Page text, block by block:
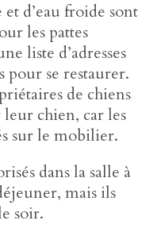
et d’eau froide sont
les pattes
liste d’adresses
pour se restaurer.
de chiens
chien, car les
sur le mobilier.
dans la salle à
mais ils
soir.